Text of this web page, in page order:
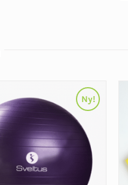
Ny!